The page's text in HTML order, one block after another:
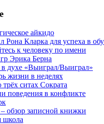
айкидо
Рона Кларка для успеха в
к человеку по имени
Эрика Берна
духе «Выиграл/Выиграл»
жизни в неделях
ситах Сократа
поведения в конфликте
обзор записной книжки
школа